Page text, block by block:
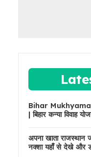
Bihar
| बिहार कन्या विवाह
अपना खाता
नक्शा यहाँ से देखे और